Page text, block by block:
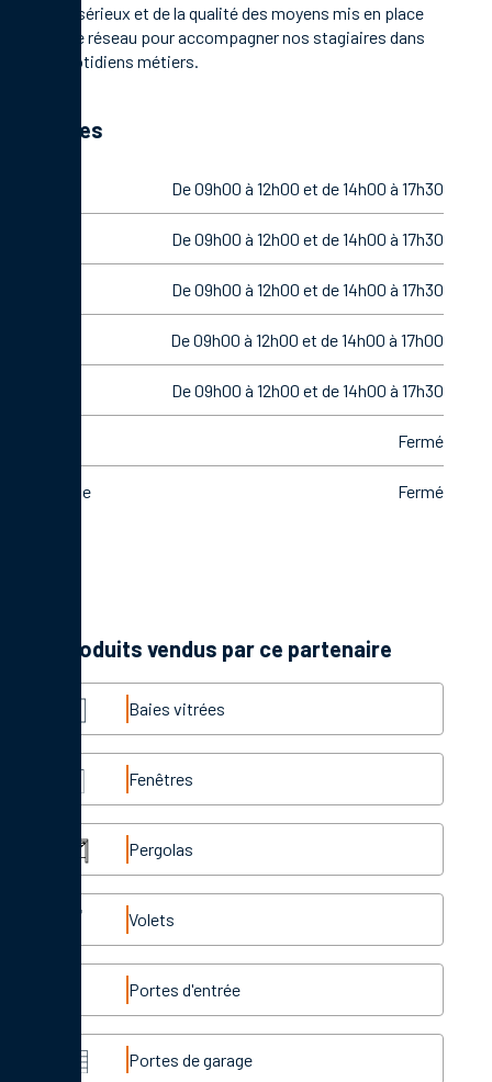
gage de sérieux et de la qualité des moyens mis en place
par notre réseau pour accompagner nos stagiaires dans
leurs quotidiens métiers.
Horaires
De 09h00 à 12h00 et de 14h00 à 17h30
De 09h00 à 12h00 et de 14h00 à 17h30
De 09h00 à 12h00 et de 14h00 à 17h30
De 09h00 à 12h00 et de 14h00 à 17h00
De 09h00 à 12h00 et de 14h00 à 17h30
Fermé
Dimanche Fermé
Les produits vendus par ce partenaire
Baies vitrées
Fenêtres
Pergolas
Volets
Portes d'entrée
Portes de garage